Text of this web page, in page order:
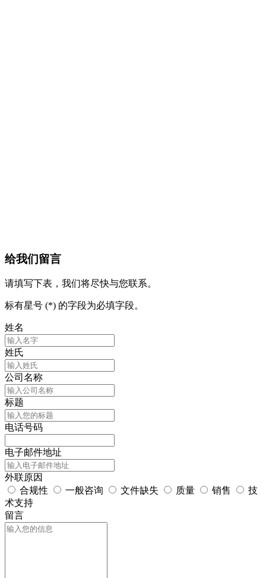
给我们留言
请填写下表，我们将尽快与您联系。
标有星号 (*) 的字段为必填字段。
姓名
姓氏
公司名称
标题
电话号码
电子邮件地址
外联原因
合规性
一般咨询 文件缺失 质量 销售
技
术支持
留言